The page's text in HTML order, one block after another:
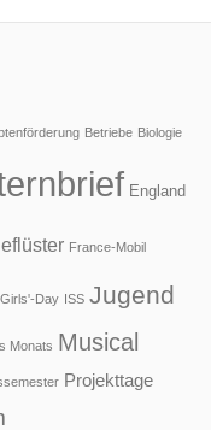
Betriebe Biologie
England
France-Mobil
Girls'-Day ISS Jugend
Monats Musical
Projekttage